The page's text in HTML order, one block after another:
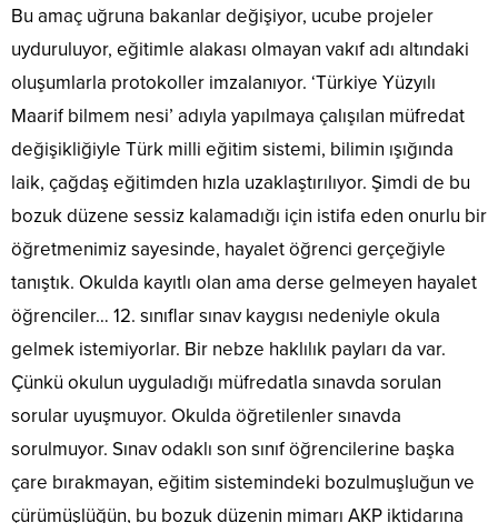
Bu amaç uğruna bakanlar değişiyor, ucube projeler
uyduruluyor, eğitimle alakası olmayan vakıf adı altındaki
oluşumlarla protokoller imzalanıyor. ‘Türkiye Yüzyılı
Maarif bilmem nesi’ adıyla yapılmaya çalışılan müfredat
değişikliğiyle Türk milli eğitim sistemi, bilimin ışığında
laik, çağdaş eğitimden hızla uzaklaştırılıyor. Şimdi de bu
bozuk düzene sessiz kalamadığı için istifa eden onurlu bir
öğretmenimiz sayesinde, hayalet öğrenci gerçeğiyle
tanıştık. Okulda kayıtlı olan ama derse gelmeyen hayalet
öğrenciler… 12. sınıflar sınav kaygısı nedeniyle okula
gelmek istemiyorlar. Bir nebze haklılık payları da var.
Çünkü okulun uyguladığı müfredatla sınavda sorulan
sorular uyuşmuyor. Okulda öğretilenler sınavda
sorulmuyor. Sınav odaklı son sınıf öğrencilerine başka
çare bırakmayan, eğitim sistemindeki bozulmuşluğun ve
çürümüşlüğün, bu bozuk düzenin mimarı AKP iktidarına